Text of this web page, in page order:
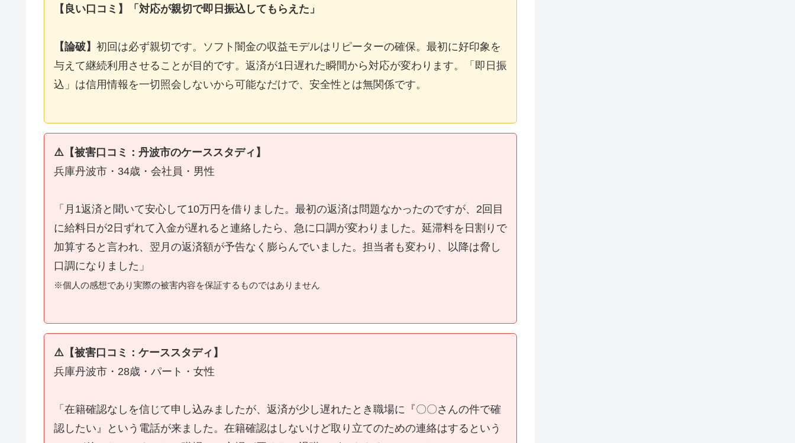
【良い口コミ】「対応が親切で即日振込してもらえた」
【論破】 初回は必ず親切です。ソフト闇金の収益モデルはリピーターの確保。最初に好印象を
与えて継続利用させることが目的です。返済が1日遅れた瞬間から対応が変わります。「即日振
込」は信用情報を一切照会しないから可能なだけで、安全性とは無関係です。
⚠️【被害口コミ：丹波市のケーススタディ】
兵庫丹波市・34歳・会社員・男性
「月1返済と聞いて安心して10万円を借りました。最初の返済は問題なかったのですが、2回目
に給料日が2日ずれて入金が遅れると連絡したら、急に口調が変わりました。延滞料を日割りで
加算すると言われ、翌月の返済額が予告なく膨らんでいました。担当者も変わり、以降は脅し
口調になりました」
※個人の感想であり実際の被害内容を保証するものではありません
⚠️【被害口コミ：ケーススタディ】
兵庫丹波市・28歳・パート・女性
「在籍確認なしを信じて申し込みましたが、返済が少し遅れたとき職場に『〇〇さんの件で確
認したい』という電話が来ました。在籍確認はしないけど取り立てのための連絡はするという